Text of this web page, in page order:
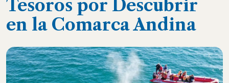
Tesoros por Descubrir
en la Comarca Andina